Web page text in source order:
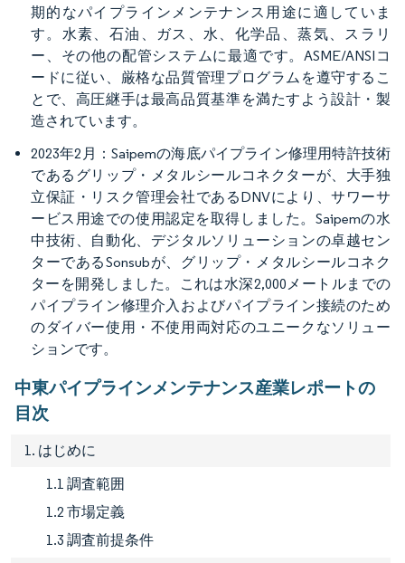
期的なパイプラインメンテナンス用途に適していま
す。水素、石油、ガス、水、化学品、蒸気、スラリ
ー、その他の配管システムに最適です。ASME/ANSIコ
ードに従い、厳格な品質管理プログラムを遵守するこ
とで、高圧継手は最高品質基準を満たすよう設計・製
造されています。
2023年2月：Saipemの海底パイプライン修理用特許技術
であるグリップ・メタルシールコネクターが、大手独
立保証・リスク管理会社であるDNVにより、サワーサ
ービス用途での使用認定を取得しました。Saipemの水
中技術、自動化、デジタルソリューションの卓越セン
ターであるSonsubが、グリップ・メタルシールコネク
ターを開発しました。これは水深2,000メートルまでの
パイプライン修理介入およびパイプライン接続のため
のダイバー使用・不使用両対応のユニークなソリュー
ションです。
中東パイプラインメンテナンス産業レポートの
目次
1. はじめに
1.1 調査範囲
1.2 市場定義
1.3 調査前提条件